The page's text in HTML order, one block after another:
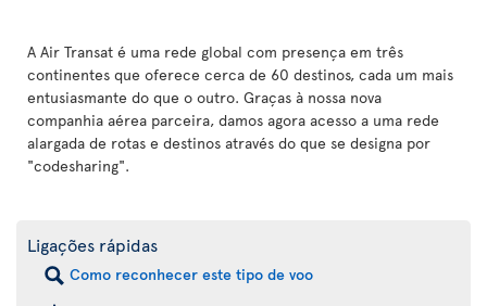
A Air Transat é uma rede global com presença em três
continentes que oferece cerca de 60 destinos, cada um mais
entusiasmante do que o outro. Graças à nossa nova
companhia aérea parceira, damos agora acesso a uma rede
alargada de rotas e destinos através do que se designa por
"codesharing".
Ligações rápidas
Como reconhecer este tipo de voo